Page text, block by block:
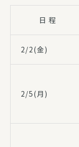
日 程
2/2(金)
2/5(月)